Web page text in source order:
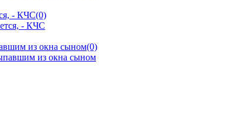
- КЧС(0)
из окна сыном(0)